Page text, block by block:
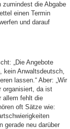
zumindest die Abgabe
einen Termin
und darauf
„Die Angebote
Anwaltsdeutsch,
lassen.“ Aber: „Wir
organisiert, da ist
allem fehlt die
oft Sätze wie:
gerade neu darüber